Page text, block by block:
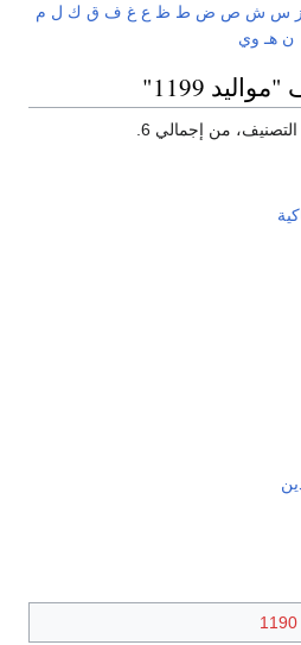
ز س ش ص ض ط ظ ع غ ف ق ك ل م
ن هـ وي
1199"